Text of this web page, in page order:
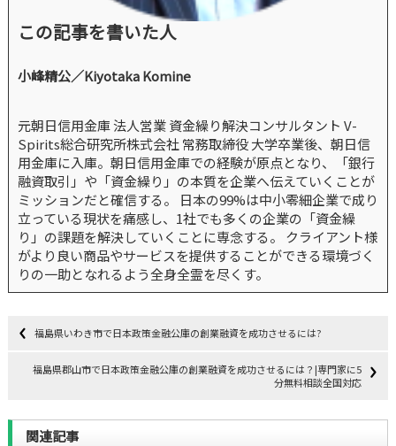
この記事を書いた人
小峰精公／Kiyotaka Komine
元朝日信用金庫 法人営業 資金繰り解決コンサルタント V-
Spirits総合研究所株式会社 常務取締役 大学卒業後、朝日信
用金庫に入庫。朝日信用金庫での経験が原点となり、「銀行
融資取引」や「資金繰り」の本質を企業へ伝えていくことが
ミッションだと確信する。 日本の99%は中小零細企業で成り
立っている現状を痛感し、1社でも多くの企業の「資金繰
り」の課題を解決していくことに専念する。 クライアント様
がより良い商品やサービスを提供することができる環境づく
りの一助となれるよう全身全霊を尽くす。
福島県いわき市で日本政策金融公庫の創業融資を成功させるには?
福島県郡山市で日本政策金融公庫の創業融資を成功させるには？|専門家に5
分無料相談全国対応
関連記事